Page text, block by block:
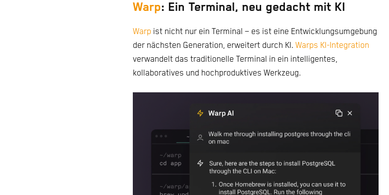
Warp: Ein Terminal, neu gedacht mit KI
Warp ist nicht nur ein Terminal – es ist eine Entwicklungsumgebung
der nächsten Generation, erweitert durch KI. Warps KI-Integration
verwandelt das traditionelle Terminal in ein intelligentes,
kollaboratives und hochproduktives Werkzeug.